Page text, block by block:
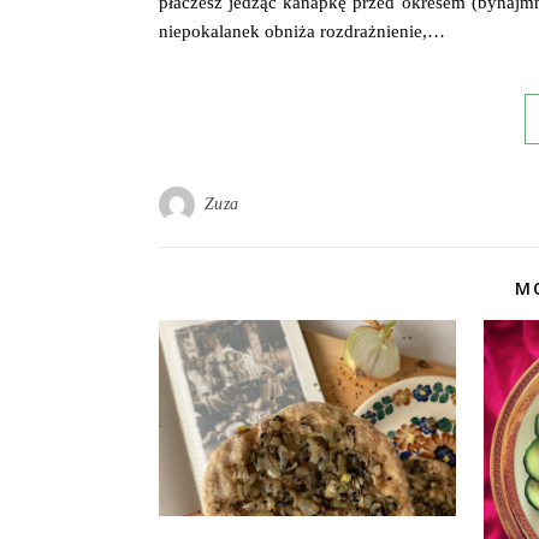
niepokalanek obniża rozdrażnienie,…
Zuza